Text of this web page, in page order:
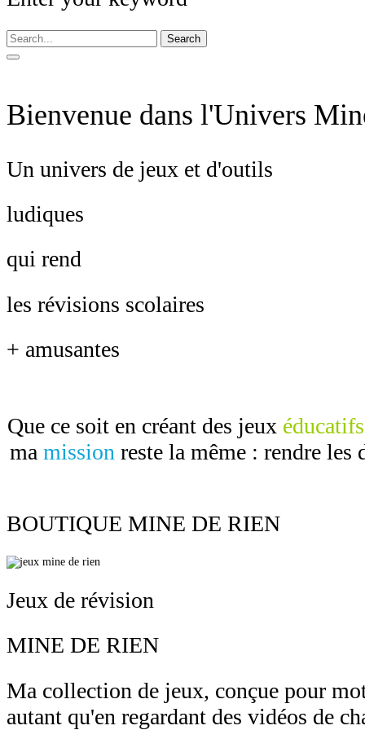
Search
Bienvenue dans l'Univers
Un univers de jeux et d'outils
ludiques
qui rend
les révisions scolaires
+ amusantes
Que ce soit en créant des jeux éducatifs
ma missionreste la même : rendre les
BOUTIQUE MINE DE RIEN
Jeux de révision
MINE DE RIEN
Ma collection de jeux, conçue pour
autant qu'en regardant des vidéos de